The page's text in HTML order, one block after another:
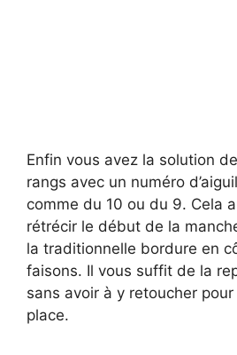
Enfin vous avez la solution
rangs avec un numéro
comme du 10 ou du 9. Cela
rétrécir le début de la
la traditionnelle bordure en
faisons. Il vous suffit de la
sans avoir à y retoucher
place.